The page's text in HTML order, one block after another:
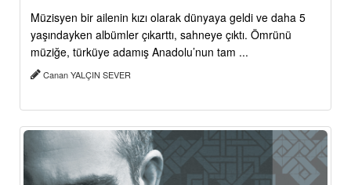
Müzisyen bir ailenin kızı olarak dünyaya geldi ve daha 5
yaşındayken albümler çıkarttı, sahneye çıktı. Ömrünü
müziğe, türküye adamış Anadolu’nun tam ...
Canan YALÇIN SEVER